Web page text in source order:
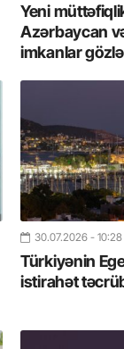
Yeni
Azərbaycan və
imkanlar
30.07.2026 - 10:28
Türkiyənin
istirahət